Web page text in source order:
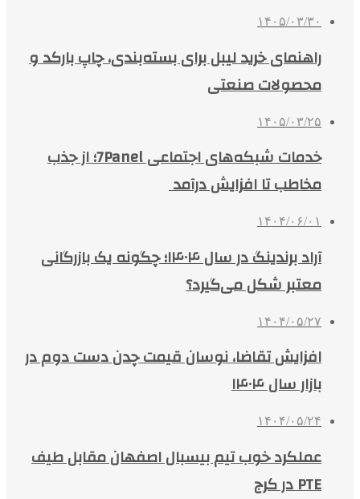
۱۴۰۵/۰۳/۳۰
راهنمای خرید لیبل برای بسته‌بندی، چاپ بارکد و
محصولات صنعتی
۱۴۰۵/۰۳/۲۵
خدمات شبکه‌های اجتماعی 7Panel؛ از جذب
مخاطب تا افزایش درآمد
۱۴۰۴/۰۶/۰۱
آراد برندینگ در سال ۱۴۰۴؛ چگونه یک بازرگانی
معتبر شکل می‌گیرد؟
۱۴۰۴/۰۵/۲۷
افزایش تقاضا، نوسان قیمت چدن دست دوم در
بازار سال ۱۴۰۴
۱۴۰۴/۰۵/۲۴
عملکرد خوب تیم بیسبال اصفهان مقابل طیف
PTE در کرج